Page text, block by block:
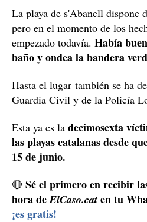
La playa de s'Abanell dispone
pero en el momento de los
empezado todavía. Había
baño y ondea la bandera
Hasta el lugar también se ha
Guardia Civil y de la Policía
Esta ya es la decimosexta
las playas catalanas desde
15 de junio.
🔴 Sé el primero en recibir
hora deElCaso.cat en tu
¡es gratis!